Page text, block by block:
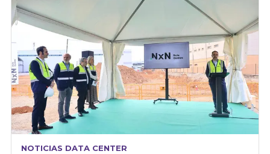
NOTICIAS DATA CENTER